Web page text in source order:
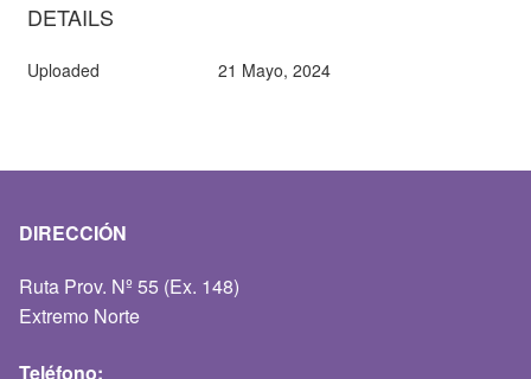
DETAILS
Uploaded 21 Mayo, 2024
DIRECCIÓN
Ruta Prov. Nº 55 (Ex. 148)
Extremo Norte
Teléfono: